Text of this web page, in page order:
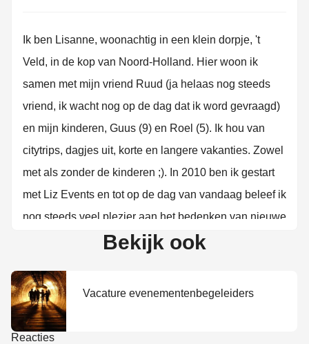
Ik ben Lisanne, woonachtig in een klein dorpje, 't
Veld, in de kop van Noord-Holland. Hier woon ik
samen met mijn vriend Ruud (ja helaas nog steeds
vriend, ik wacht nog op de dag dat ik word gevraagd)
en mijn kinderen, Guus (9) en Roel (5). Ik hou van
citytrips, dagjes uit, korte en langere vakanties. Zowel
met als zonder de kinderen ;). In 2010 ben ik gestart
met Liz Events en tot op de dag van vandaag beleef ik
nog steeds veel plezier aan het bedenken van nieuwe
activiteiten voor jullie uitjes.Bekijk ook
Vacature evenementenbegeleiders
Reacties